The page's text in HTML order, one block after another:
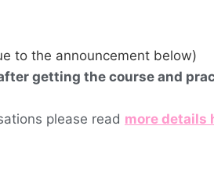
to the announcement below)
getting the course and
please read more details